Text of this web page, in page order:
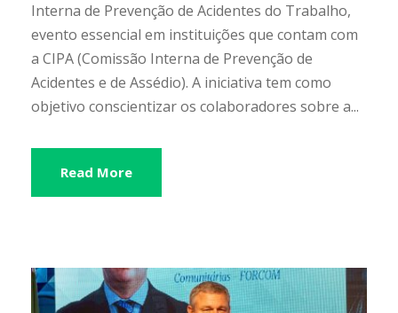
Interna de Prevenção de Acidentes do Trabalho,
evento essencial em instituições que contam com
a CIPA (Comissão Interna de Prevenção de
Acidentes e de Assédio). A iniciativa tem como
objetivo conscientizar os colaboradores sobre a...
Read More